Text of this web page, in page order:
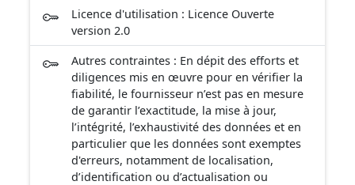
opposables d'un point de vue juridique.
Licence d'utilisation : Licence Ouverte
version 2.0
Autres contraintes : En dépit des efforts et
diligences mis en œuvre pour en vérifier la
fiabilité, le fournisseur n’est pas en mesure
de garantir l’exactitude, la mise à jour,
l’intégrité, l’exhaustivité des données et en
particulier que les données sont exemptes
d'erreurs, notamment de localisation,
d’identification ou d’actualisation ou